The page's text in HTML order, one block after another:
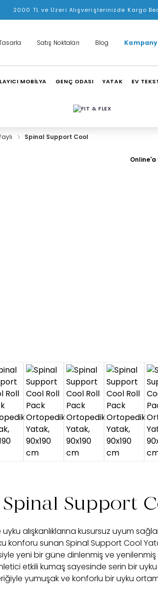
2000 TL ve Üzeri Alışverişlerinizde Kargo
Satış Noktaları Blog
MOBİLYA GENÇ ODASI YATAK EV
Spinal Support Cool
Online'a
Spinal Support
uyku alışkanlıklarına kusursuz uyum
konforu sunan Spinal Support Cool
yeni bir güne dinlenmiş ve yenilenmiş
etkili kumaş sayesinde serin bir
yumuşak ve konforlu bir uyku